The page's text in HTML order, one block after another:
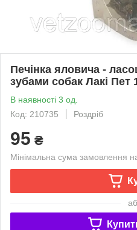
Печінка яловича -
зубами собак Лакі Пет
В наявності 3 од.
Код: 210735
Роздріб
95 ₴
Мінімальна сума замовлення